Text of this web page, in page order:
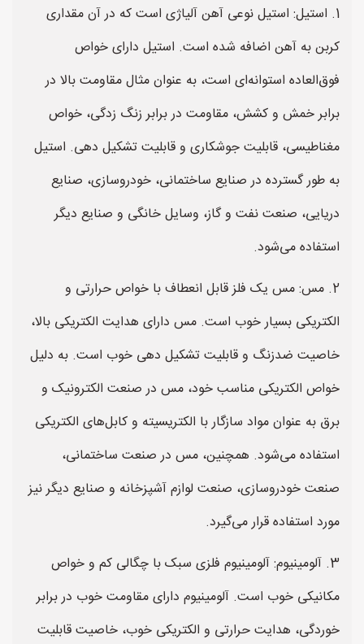
1. استیل: استیل نوعی آهن آلیاژی است که در آن مقداری
کربن به آهن اضافه شده است. استیل دارای خواص
فوق‌العاده استوانه‌ای است، به عنوان مثال مقاومت بالا در
برابر خمش و کشش، مقاومت در برابر زنگ زدگی، خواص
مغناطیسی، قابلیت جوشکاری و قابلیت تشکیل دهی. استیل
به طور گسترده در صنایع ساختمانی، خودروسازی، صنایع
دریایی، صنعت نفت و گاز، وسایل خانگی و صنایع دیگر
استفاده می‌شود.
2. مس: مس یک فلز قابل انعطاف با خواص حرارتی و
الکتریکی بسیار خوب است. مس دارای هدایت الکتریکی بالا،
خاصیت ضدزنگ و قابلیت تشکیل دهی خوب است. به دلیل
خواص الکتریکی مناسب خود، مس در صنعت الکترونیک و
برق به عنوان مواد سازگار با الکتریسیته و کابل‌های الکتریکی
استفاده می‌شود. همچنین، مس در صنعت ساختمانی،
صنعت خودروسازی، صنعت لوازم آشپزخانه و صنایع دیگر نیز
مورد استفاده قرار می‌گیرد.
3. آلومینیوم: آلومینیوم فلزی سبک با چگالی کم و خواص
مکانیکی خوب است. آلومینیوم دارای مقاومت خوب در برابر
خوردگی، هدایت حرارتی و الکتریکی خوب، خاصیت قابلیت